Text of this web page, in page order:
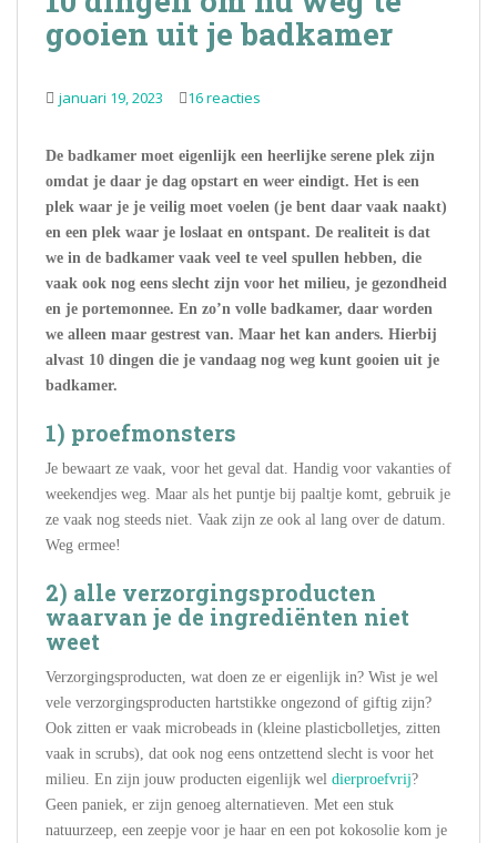
gooien uit je badkamer
januari 19, 2023 16 reacties
De badkamer moet eigenlijk een heerlijke serene plek zijn
omdat je daar je dag opstart en weer eindigt. Het is een
plek waar je je veilig moet voelen (je bent daar vaak naakt)
en een plek waar je loslaat en ontspant. De realiteit is dat
we in de badkamer vaak veel te veel spullen hebben, die
vaak ook nog eens slecht zijn voor het milieu, je gezondheid
en je portemonnee. En zo’n volle badkamer, daar worden
we alleen maar gestrest van. Maar het kan anders. Hierbij
alvast 10 dingen die je vandaag nog weg kunt gooien uit je
badkamer.
1) proefmonsters
Je bewaart ze vaak, voor het geval dat. Handig voor vakanties of
weekendjes weg. Maar als het puntje bij paaltje komt, gebruik je
ze vaak nog steeds niet. Vaak zijn ze ook al lang over de datum.
Weg ermee!
2) alle verzorgingsproducten
waarvan je de ingrediënten niet
weet
Verzorgingsproducten, wat doen ze er eigenlijk in? Wist je wel
vele verzorgingsproducten hartstikke ongezond of giftig zijn?
Ook zitten er vaak microbeads in (kleine plasticbolletjes, zitten
vaak in scrubs), dat ook nog eens ontzettend slecht is voor het
milieu. En zijn jouw producten eigenlijk wel dierproefvrij?
Geen paniek, er zijn genoeg alternatieven. Met een stuk
natuurzeep, een zeepje voor je haar en een pot kokosolie kom je